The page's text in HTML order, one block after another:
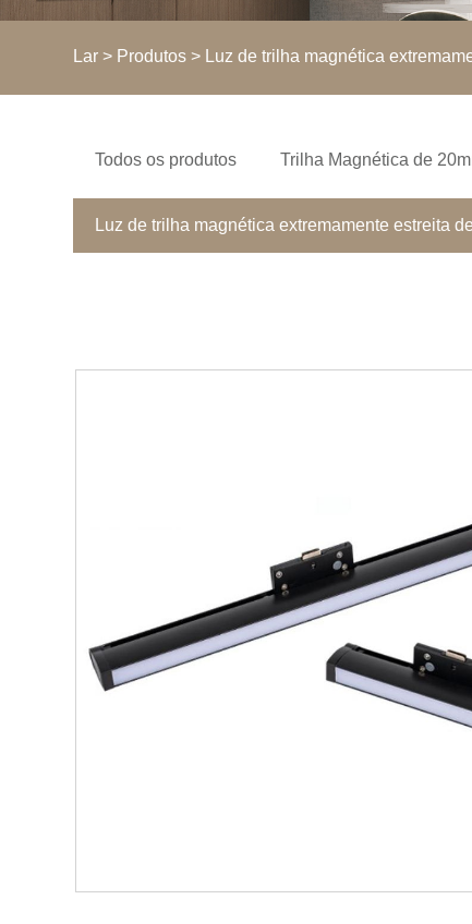
Lar > Produtos > Luz de trilha magnética
Todos os produtos Trilha Magnética de
Luz de trilha magnética extremamente estreita